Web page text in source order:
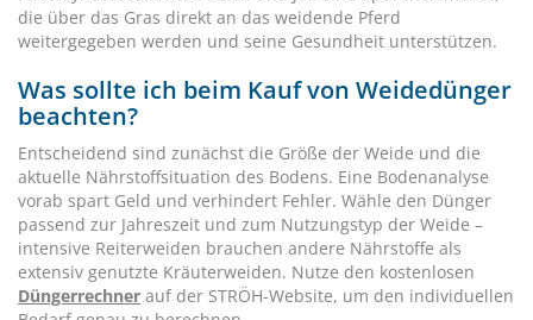
die über das Gras direkt an das weidende Pferd
weitergegeben werden und seine Gesundheit unterstützen.
Was sollte ich beim Kauf von Weidedünger
beachten?
Entscheidend sind zunächst die Größe der Weide und die
aktuelle Nährstoffsituation des Bodens. Eine Bodenanalyse
vorab spart Geld und verhindert Fehler. Wähle den Dünger
passend zur Jahreszeit und zum Nutzungstyp der Weide –
intensive Reiterweiden brauchen andere Nährstoffe als
extensiv genutzte Kräuterweiden. Nutze den kostenlosen
Düngerrechner auf der STRÖH-Website, um den individuellen